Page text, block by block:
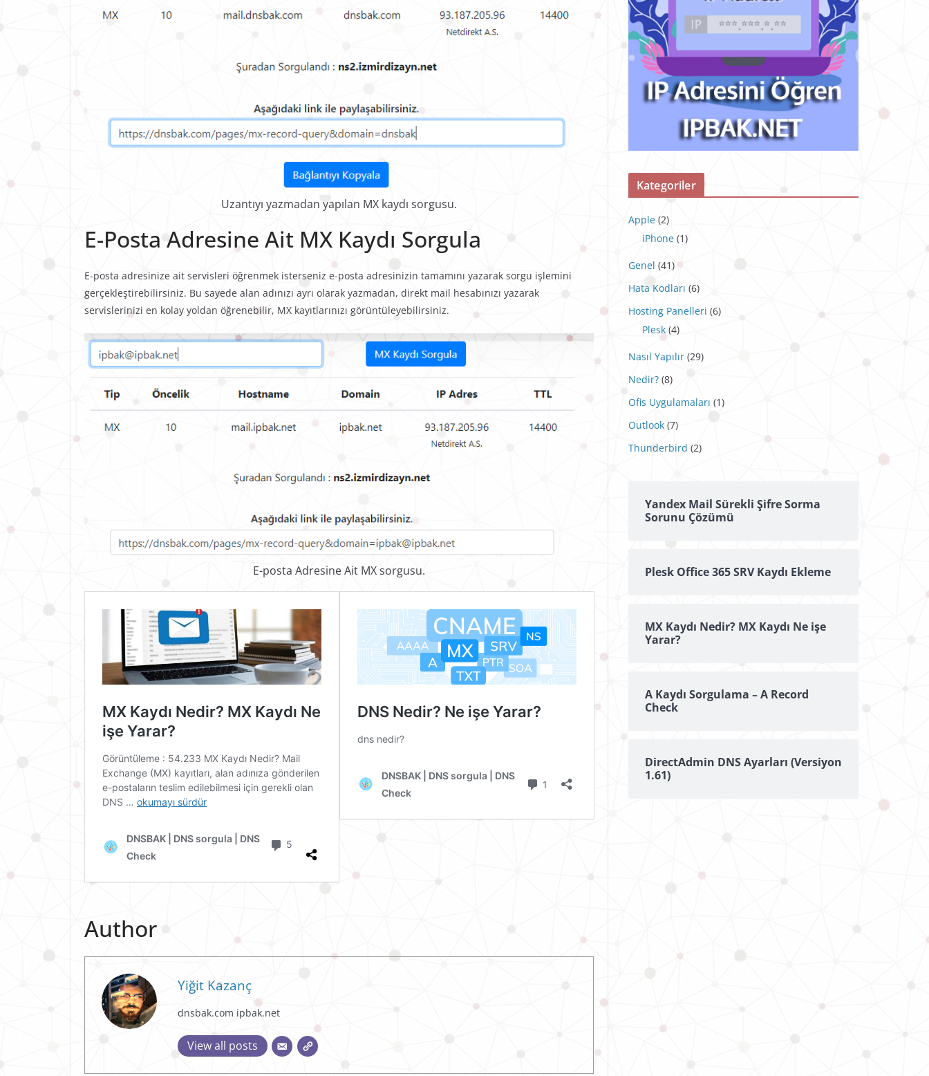
Uzantıyı yazmadan yapılan MX kaydı sorgusu.
E-Posta Adresine Ait MX Kaydı Sorgula
E-posta adresinize ait servisleri öğrenmek isterseniz e-posta adresinizin tamamını yazarak sorgu işlemini
gerçekleştirebilirsiniz. Bu sayede alan adınızı ayrı olarak yazmadan, direkt mail hesabınızı yazarak
servislerinizi en kolay yoldan öğrenebilir, MX kayıtlarınızı görüntüleyebilirsiniz.
E-posta Adresine Ait MX sorgusu.
Author
Yiğit Kazanç
dnsbak.com ipbak.net
View all posts
Kategoriler
Apple (2)
iPhone (1)
Genel (41)
Hata Kodları (6)
Hosting Panelleri (6)
Plesk (4)
Nasıl Yapılır (29)
Nedir? (8)
Ofis Uygulamaları (1)
Outlook (7)
Thunderbird (2)
Yandex Mail Sürekli Şifre Sorma
Sorunu Çözümü
Plesk Office 365 SRV Kaydı Ekleme
MX Kaydı Nedir? MX Kaydı Ne işe
Yarar?
A Kaydı Sorgulama – A Record
Check
DirectAdmin DNS Ayarları (Versiyon
1.61)